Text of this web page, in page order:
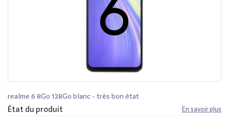
realme 6 8Go 128Go blanc - très bon état
État du produit En savoir plus